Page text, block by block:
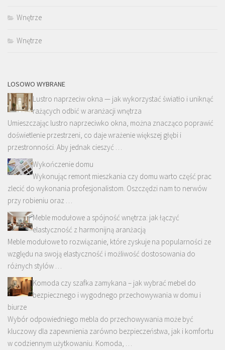
Wnętrze
Wnętrze
LOSOWO WYBRANE
Lustro naprzeciw okna — jak wykorzystać światło i uniknąć
rażących odbić w aranżacji wnętrza
Umieszczając lustro naprzeciwko okna, można znacząco poprawić
doświetlenie przestrzeni, co daje wrażenie większej głębi i
przestronności. Aby jednak cieszyć …
Wykończenie domu
Wykonując remont mieszkania czy domu warto część prac
zlecić do wykonania profesjonalistom. Oszczędzi nam to nerwów
przy robieniu oraz …
Meble modułowe a spójność wnętrza: jak łączyć
elastyczność z harmonijną aranżacją
Meble modułowe to rozwiązanie, które zyskuje na popularności ze
względu na swoją elastyczność i możliwość dostosowania do
różnych stylów …
Komoda czy szafka zamykana – jak wybrać mebel do
bezpiecznego i wygodnego przechowywania w domu i
biurze
Wybór odpowiedniego mebla do przechowywania może być
kluczowy dla zapewnienia zarówno bezpieczeństwa, jak i komfortu
w codziennym użytkowaniu. Komoda, …